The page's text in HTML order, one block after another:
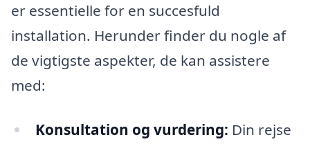
er essentielle for en succesfuld
installation. Herunder finder du nogle af
de vigtigste aspekter, de kan assistere
med:
Konsultation og vurdering: Din rejse